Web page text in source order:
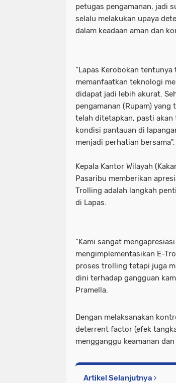
petugas pengamanan, jadi
selalu melakukan upaya
dalam keadaan aman dan
"Lapas Kerobokan
memanfaatkan teknologi
didapat jadi lebih akurat.
pengamanan (Rupam)
telah ditetapkan, pasti
kondisi pantauan di
menjadi perhatian bersama",
Kepala Kantor Wilayah
Pasaribu memberikan
Trolling adalah langkah
di Lapas.
"Kami sangat
mengimplementasikan E-
proses trolling tetapi juga
dini terhadap gangguan
Pramella.
Dengan melaksanakan
deterrent factor (efek
mengganggu keamanan
Artikel Selanjutnya